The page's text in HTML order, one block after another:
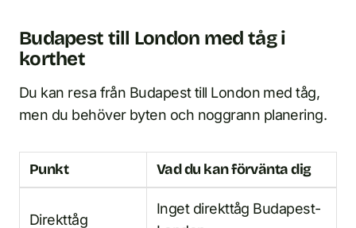
Budapest till London med tåg i
korthet
Du kan resa från Budapest till London med tåg,
men du behöver byten och noggrann planering.
Punkt Vad du kan förvänta dig
Direkttåg
Inget direkttåg Budapest-